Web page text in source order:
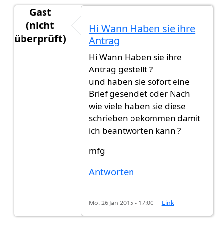
Gast
(nicht
überprüft)
Hallo, ich habe heute ein
Hi Wann Haben sie ihre
Antrag
Hi Wann Haben sie ihre
Antrag gestellt ?
und haben sie sofort eine
Brief gesendet oder Nach
wie viele haben sie diese
schrieben bekommen damit
ich beantworten kann ?
mfg
Antworten
Mo. 26 Jan 2015 - 17:00 Link